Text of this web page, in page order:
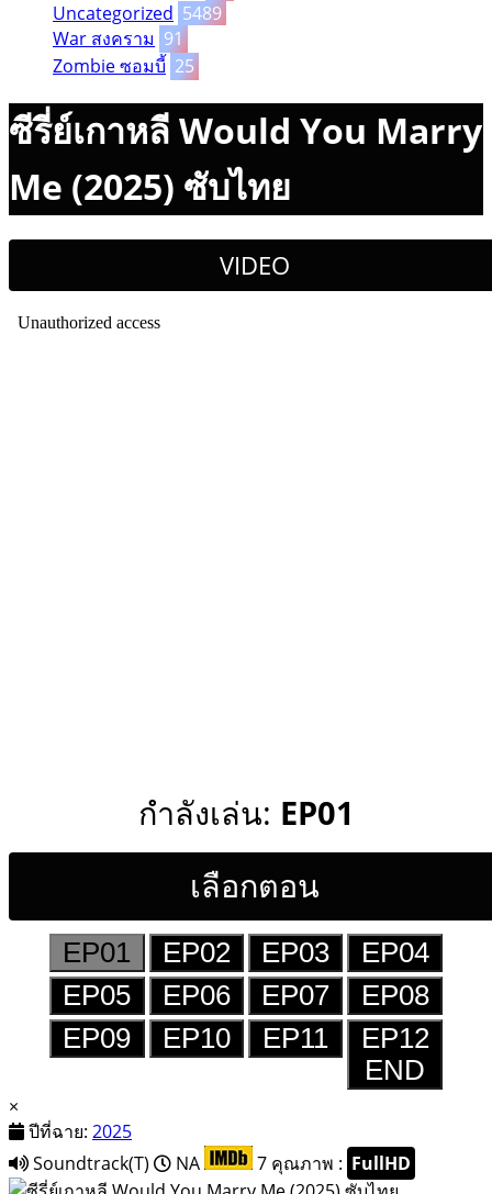
Uncategorized 5489
War สงคราม 91
Zombie ซอมบี้ 25
ซีรี่ย์เกาหลี Would You Marry
Me (2025) ซับไทย
VIDEO
กำลังเล่น: EP01
เลือกตอน
EP01 EP02 EP03
EP04
EP05
EP06 EP07
EP08
EP09
EP10 EP11
EP12
END
×
ปีที่ฉาย: 2025
Soundtrack(T)
NA 7 คุณภาพ : FullHD